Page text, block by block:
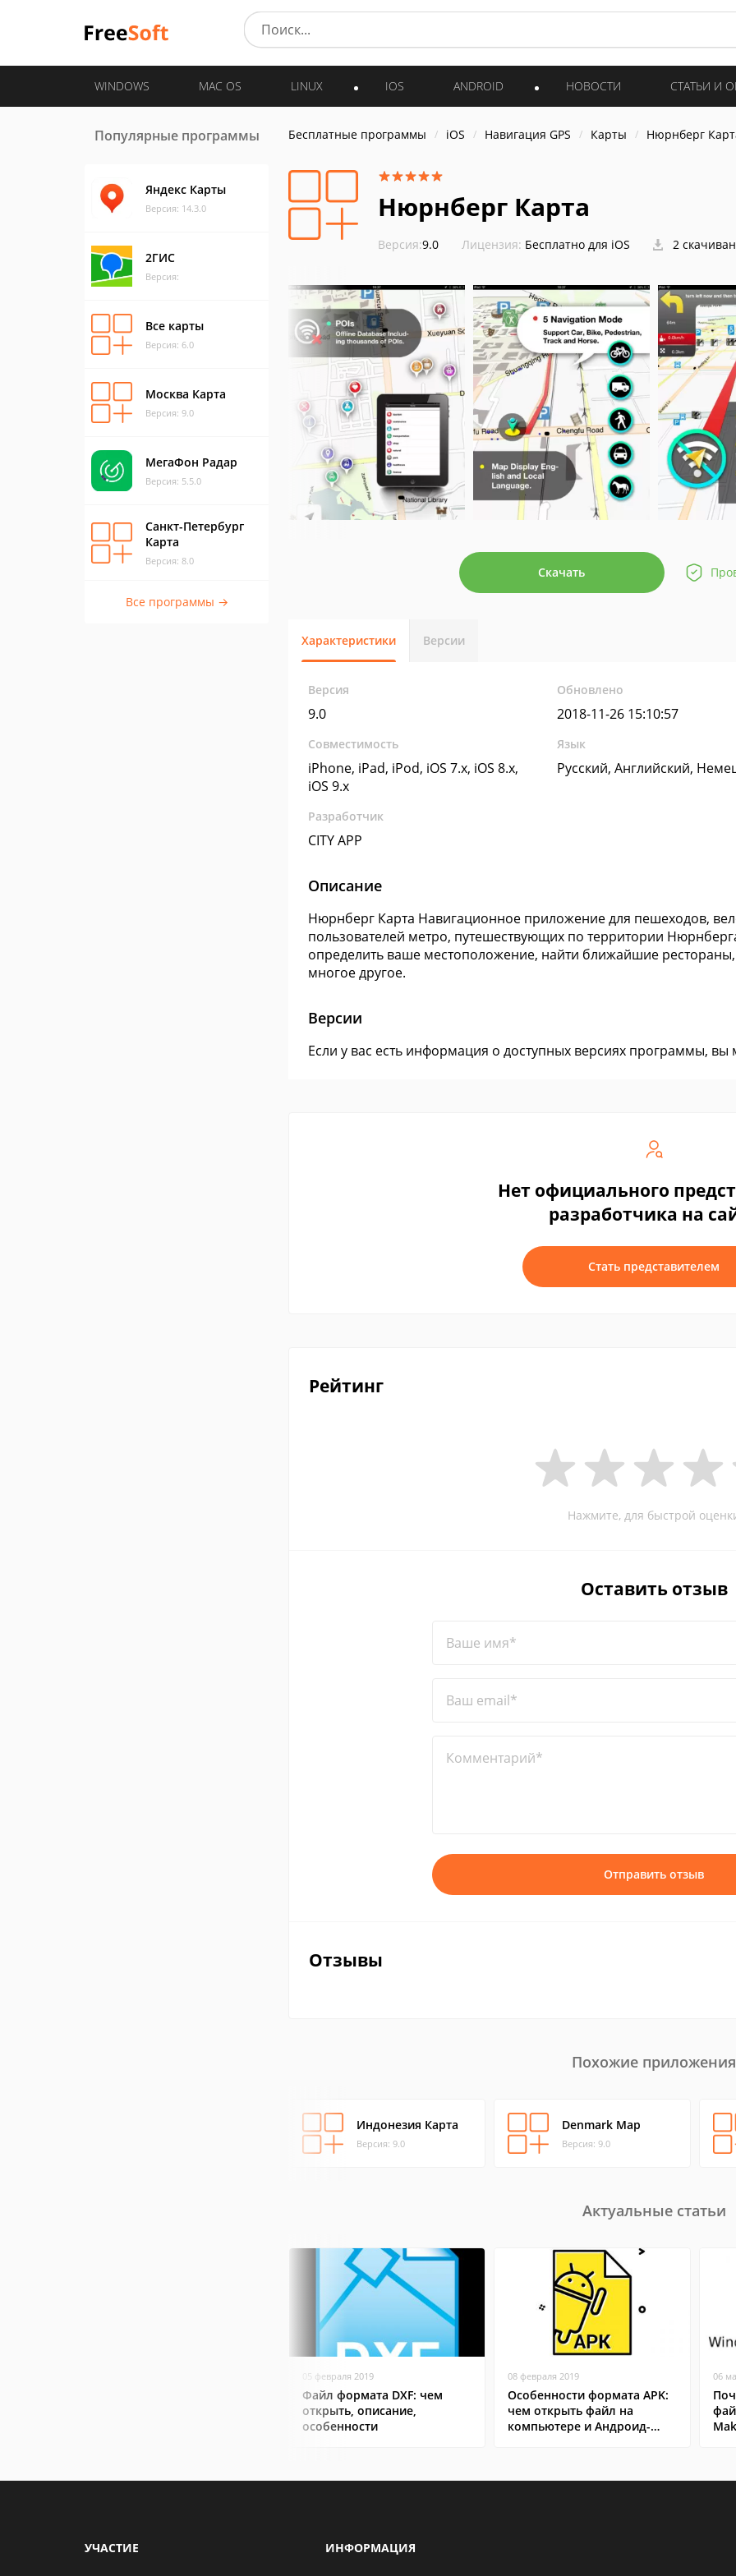
WINDOWS MAC OS LINUX IOS ANDROID НОВОСТИ СТАТЬИ И
Популярные программы
Яндекс Карты
Версия: 14.3.0
2ГИС
Версия:
Все карты
Версия: 6.0
Москва Карта
Версия: 9.0
МегаФон Радар
Версия: 5.5.0
Санкт-Петербург
Карта
Версия: 8.0
Все программы →
Бесплатные программы iOS Навигация GPS Карты Нюрнберг
Нюрнберг Карта
Версия:9.0 Лицензия: Бесплатно для iOS 2
Скачать
Характеристики Версии
Версия
9.0
Обновлено
2018-11-26 15:10:57
Совместимость
iPhone, iPad, iPod, iOS 7.x, iOS 8.x,
iOS 9.x
Язык
Русский, Английский,
Разработчик
CITY APP
Описание
Нюрнберг Карта Навигационное приложение для пешеходов,
пользователей метро, путешествующих по территории
определить ваше местоположение, найти ближайшие
многое другое.
Версии
Если у вас есть информация о доступных версиях программы,
Нет официального
разработчика на
Стать представителем
Рейтинг
Нажмите, для быстрой
Оставить отзыв
Ваше имя*
Ваш email*
Комментарий*
Отправить отзыв
Отзывы
Похожие приложения
Индонезия Карта
Версия: 9.0
Denmark Map
Версия: 9.0
Актуальные статьи
05 февраля 2019
Файл формата DXF: чем
открыть, описание,
особенности
08 февраля 2019
Особенности формата APK:
чем открыть файл на
компьютере и Андроид-
06
УЧАСТИЕ ИНФОРМАЦИЯ